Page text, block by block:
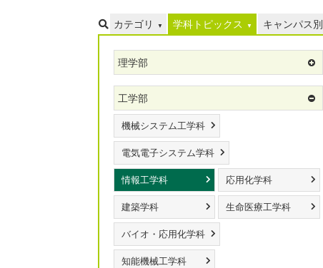
カテゴリ 学科トピックス キャンパス別
理学部
工学部
機械システム工学科
電気電子システム学科
情報工学科 応用化学科
建築学科 生命医療工学科
バイオ・応用化学科
知能機械工学科